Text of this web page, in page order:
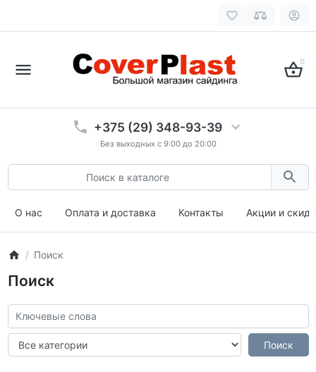
0
+375 (29) 348-93-39
Без выходных с 9:00 до 20:00
О нас Оплата и доставка Контакты Акции и
Поиск
Поиск